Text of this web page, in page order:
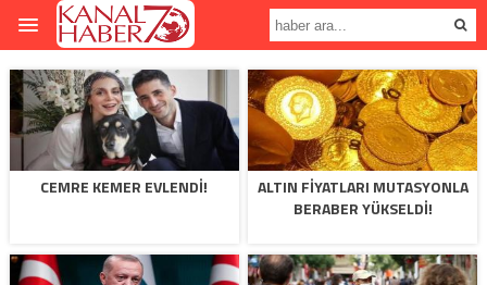
CEMRE KEMER EVLENDI!
ALTIN FIYATLARI MUTASYONLA
BERABER YÜKSELDI!